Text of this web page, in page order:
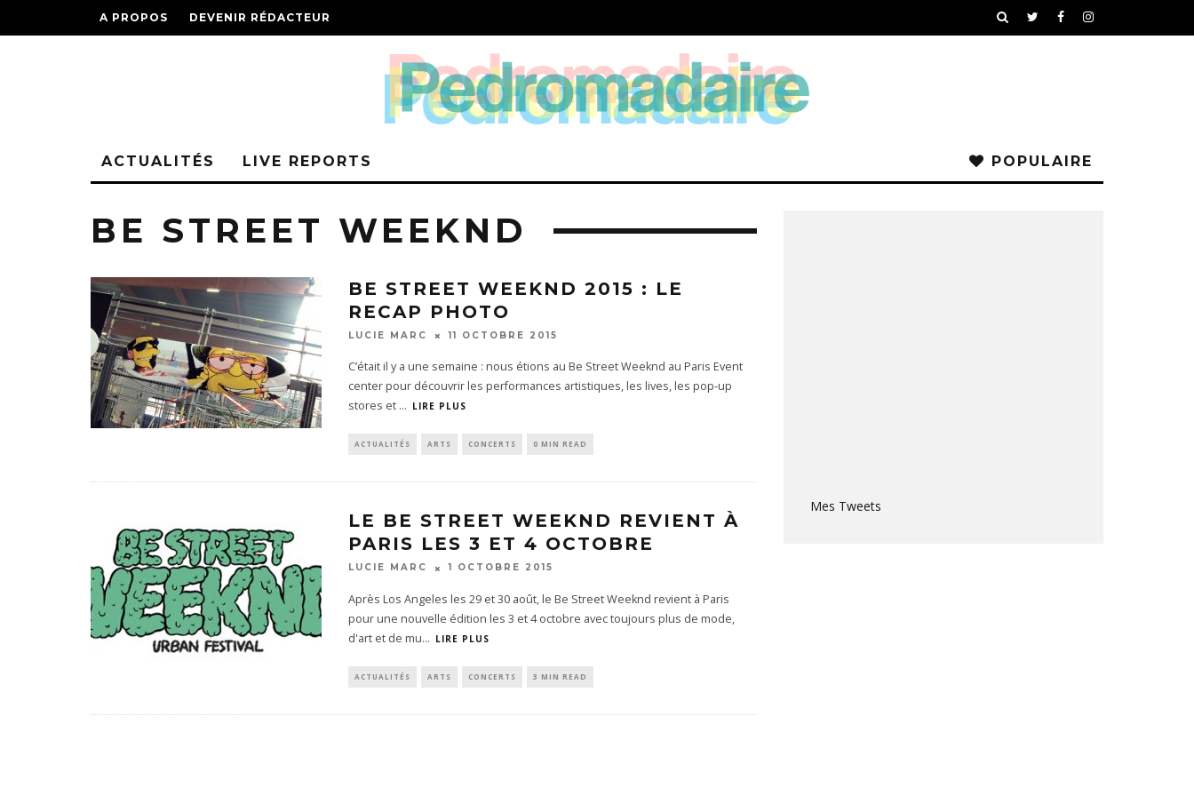
A PROPOS DEVENIR RÉDACTEUR
ACTUALITÉS LIVE REPORTS POPULAIRE
BE STREET WEEKND
BE STREET WEEKND 2015 : LE
RECAP PHOTO
LUCIE MARC 11 OCTOBRE 2015
C’était il y a une semaine : nous étions au Be Street Weeknd au Paris Event
center pour découvrir les performances artistiques, les lives, les pop-up
stores et ... LIRE PLUS
ACTUALITÉS ARTS CONCERTS 0 MIN READ
LE BE STREET WEEKND REVIENT À
PARIS LES 3 ET 4 OCTOBRE
LUCIE MARC 1 OCTOBRE 2015
Après Los Angeles les 29 et 30 août, le Be Street Weeknd revient à Paris
pour une nouvelle édition les 3 et 4 octobre avec toujours plus de mode,
d'art et de mu... LIRE PLUS
ACTUALITÉS ARTS CONCERTS 3 MIN READ
Mes Tweets